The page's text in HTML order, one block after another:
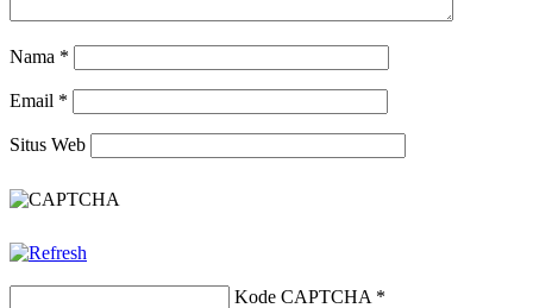
Nama *
Email *
Situs Web
Kode CAPTCHA *